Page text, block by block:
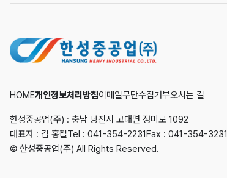
HOME개인정보처리방침이메일무단수집거부오시는 길
한성중공업(주) : 충남 당진시 고대면 정미로 1092
대표자 : 김 홍철Tel : 041-354-2231Fax : 041-354-3231
© 한성중공업(주) All Rights Reserved.